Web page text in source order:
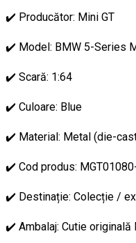
✔️ Producător: Mini GT
✔️ Model: BMW 5-Series
✔️ Scară: 1:64
✔️ Culoare: Blue
✔️ Material: Metal (die-
✔️ Cod produs:
✔️ Destinație: Colecție /
✔️ Ambalaj: Cutie originală